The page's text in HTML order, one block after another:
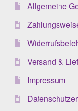
Allgemeine
Versand &
Impressum